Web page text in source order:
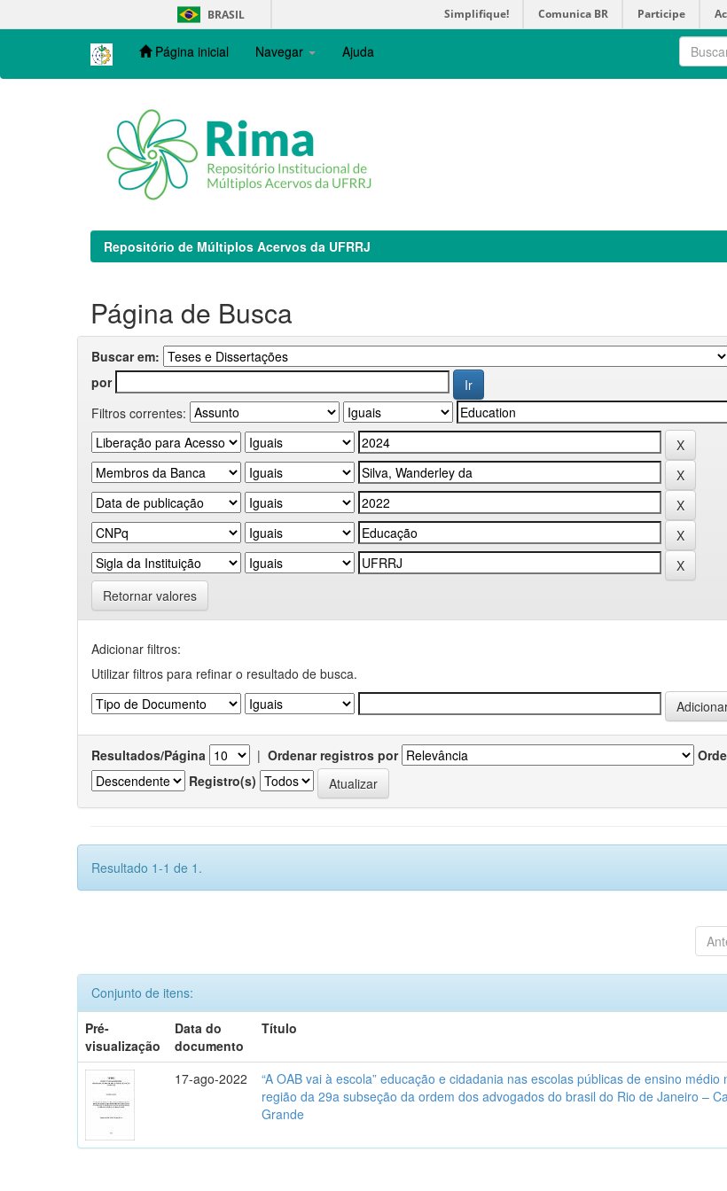
navigation
BRASIL Simplifique! Comunica BR Participe
Página inicial Navegar Ajuda
Repositório de Múltiplos Acervos da UFRRJ
Página de Busca
Buscar em:
por
Filtros correntes:
Retornar valores
Adicionar filtros:
Utilizar filtros para refinar o resultado de busca.
Resultados/Página | Ordenar registros por
Registro(s)
Resultado 1-1 de 1.
Conjunto de itens:
Pré-
visualização
Data do
documento
Título
17-ago-2022
“A OAB vai à escola” educação e cidadania nas escolas públicas de ensino médio
região da 29a subseção da ordem dos advogados do brasil do Rio de Janeiro –
Grande